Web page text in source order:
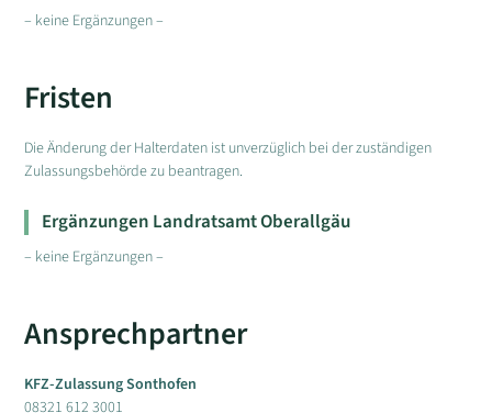
– keine Ergänzungen –
Fristen
Die Änderung der Halterdaten ist unverzüglich bei der zuständigen
Zulassungsbehörde zu beantragen.
Ergänzungen Landratsamt Oberallgäu
– keine Ergänzungen –
Ansprechpartner
KFZ-Zulassung Sonthofen
08321 612 3001